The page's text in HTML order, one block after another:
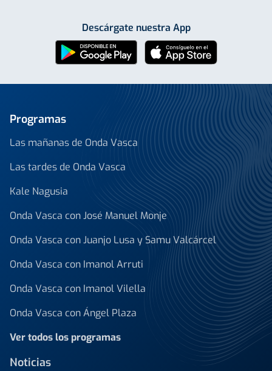
Descárgate nuestra App
Programas
Las mañanas de Onda Vasca
Las tardes de Onda Vasca
Kale Nagusia
Onda Vasca con José Manuel Monje
Onda Vasca con Juanjo Lusa y Samu Valcárcel
Onda Vasca con Imanol Arruti
Onda Vasca con Imanol Vilella
Onda Vasca con Ángel Plaza
Ver todos los programas
Noticias